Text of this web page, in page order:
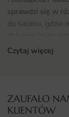
sprawdzi się w
do salonu, gdzie
powodzeniem
Jeżeli szukasz
zachęcamy do
Czytaj więcej
ZAUFAŁO
KLIENTÓW